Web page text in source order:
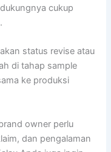
cukup
status revise atau
di tahap sample
ke produksi
owner perlu
dan pengalaman